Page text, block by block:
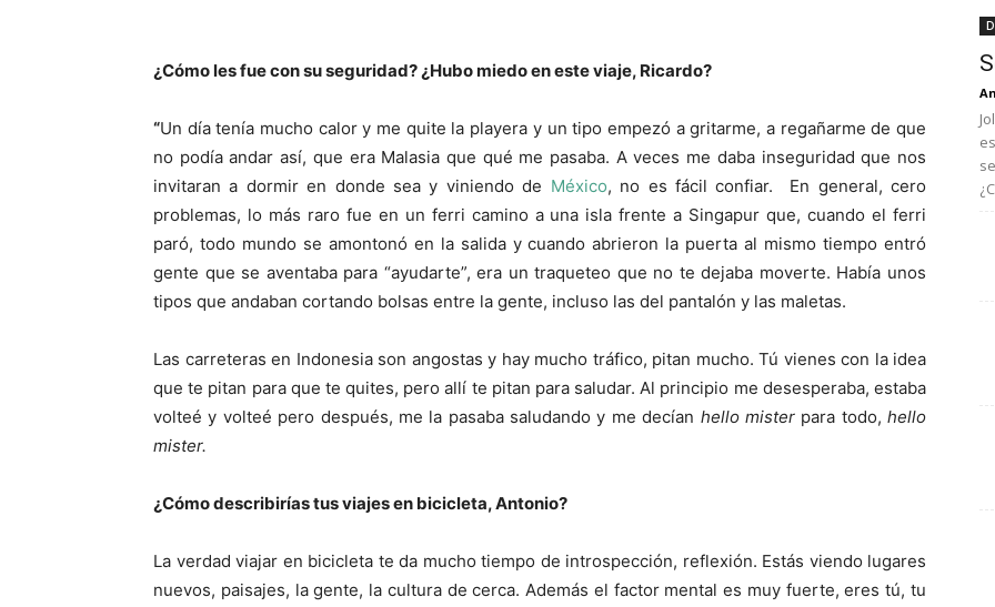
¿Cómo les fue con su seguridad? ¿Hubo miedo en este viaje, Ricardo?
“Un día tenía mucho calor y me quite la playera y un tipo empezó a gritarme, a regañarme de que
no podía andar así, que era Malasia que qué me pasaba. A veces me daba inseguridad que nos
invitaran a dormir en donde sea y viniendo de México, no es fácil confiar. En general, cero
problemas, lo más raro fue en un ferri camino a una isla frente a Singapur que, cuando el ferri
paró, todo mundo se amontonó en la salida y cuando abrieron la puerta al mismo tiempo entró
gente que se aventaba para “ayudarte”, era un traqueteo que no te dejaba moverte. Había unos
tipos que andaban cortando bolsas entre la gente, incluso las del pantalón y las maletas.
Las carreteras en Indonesia son angostas y hay mucho tráfico, pitan mucho. Tú vienes con la idea
que te pitan para que te quites, pero allí te pitan para saludar. Al principio me desesperaba, estaba
volteé y volteé pero después, me la pasaba saludando y me decían hello misterpara todo, hello
mister.
¿Cómo describirías tus viajes en bicicleta, Antonio?
La verdad viajar en bicicleta te da mucho tiempo de introspección, reflexión. Estás viendo lugares
nuevos, paisajes, la gente, la cultura de cerca. Además el factor mental es muy fuerte, eres tú, tu